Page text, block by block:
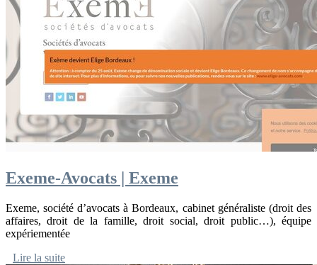
Exeme-Avocats | Exeme
Exeme, société d’avocats à Bordeaux, cabinet généraliste (droit des
affaires, droit de la famille, droit social, droit public…), équipe
expériementée
Lire la suite